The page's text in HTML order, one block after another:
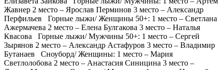
Жавнер 2 место – Ярослав Перминов 3 место – Александр
Перфильев Горные лыжи/ Женщины 50+: 1 место – Светлана
Ажермачева 2 место – Елена Булгакова 3 место – Наталья
Квасова Горные лыжи/ Мужчины 50+: 1 место – Сергей
Зырянов 2 место – Александр Астафуров 3 место – Владимир
Бутанаев Сноуборд/ Женщины: 1 место – Мария
Светлолобова 2 место – Анастасия Синицина 3 место –